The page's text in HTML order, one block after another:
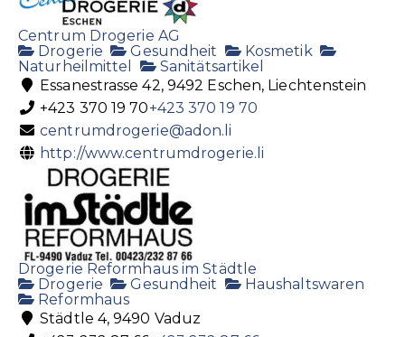
Centrum Drogerie AG
Drogerie
Gesundheit
Kosmetik
Naturheilmittel
Sanitätsartikel
Essanestrasse 42, 9492 Eschen, Liechtenstein
+423 370 19 70+423 370 19 70
centrumdrogerie@adon.li
http://www.centrumdrogerie.li
Drogerie Reformhaus im Städtle
Drogerie
Gesundheit
Haushaltswaren
Reformhaus
Städtle 4, 9490 Vaduz